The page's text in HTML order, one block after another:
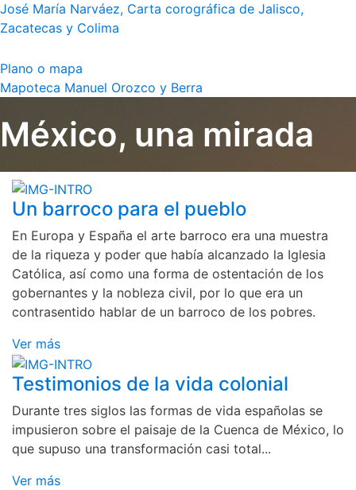
José María Narváez, Carta corográfica de Jalisco,
Zacatecas y Colima
Plano o mapa
Mapoteca Manuel Orozco y Berra
México, una mirada
Un barroco para el pueblo
En Europa y España el arte barroco era una muestra
de la riqueza y poder que había alcanzado la Iglesia
Católica, así como una forma de ostentación de los
gobernantes y la nobleza civil, por lo que era un
contrasentido hablar de un barroco de los pobres.
Ver más
Testimonios de la vida colonial
Durante tres siglos las formas de vida españolas se
impusieron sobre el paisaje de la Cuenca de México, lo
que supuso una transformación casi total...
Ver más